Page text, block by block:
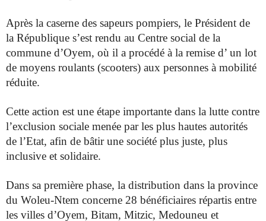
Après la caserne des sapeurs pompiers, le Président de
la République s’est rendu au Centre social de la
commune d’Oyem, où il a procédé à la remise d’ un lot
de moyens roulants (scooters) aux personnes à mobilité
réduite.
Cette action est une étape importante dans la lutte contre
l’exclusion sociale menée par les plus hautes autorités
de l’Etat, afin de bâtir une société plus juste, plus
inclusive et solidaire.
Dans sa première phase, la distribution dans la province
du Woleu-Ntem concerne 28 bénéficiaires répartis entre
les villes d’Oyem, Bitam, Mitzic, Medouneu et